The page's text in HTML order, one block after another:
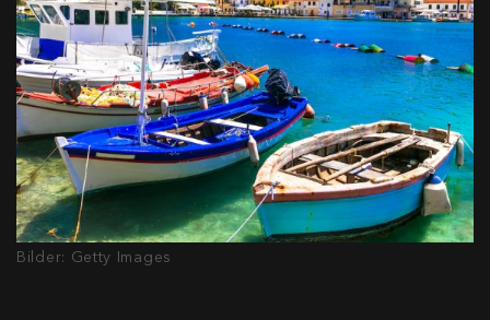
Bilder: Getty Images